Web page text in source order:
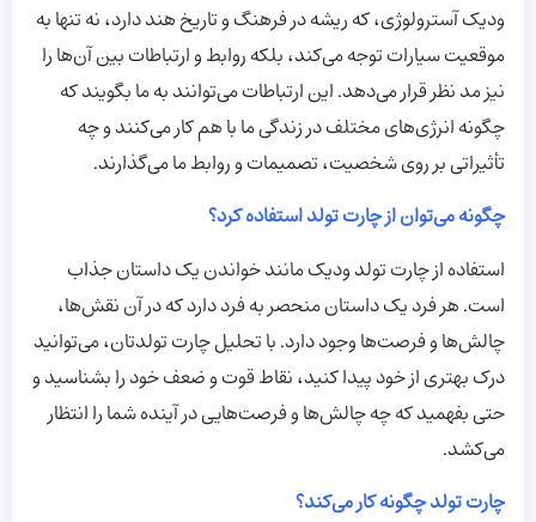
ودیک آسترولوژی، که ریشه در فرهنگ و تاریخ هند دارد، نه تنها به
موقعیت سیارات توجه می‌کند، بلکه روابط و ارتباطات بین آن‌ها را
نیز مد نظر قرار می‌دهد. این ارتباطات می‌توانند به ما بگویند که
چگونه انرژی‌های مختلف در زندگی ما با هم کار می‌کنند و چه
تأثیراتی بر روی شخصیت، تصمیمات و روابط ما می‌گذارند.
چگونه می‌توان از چارت تولد استفاده کرد؟
استفاده از چارت تولد ودیک مانند خواندن یک داستان جذاب
است. هر فرد یک داستان منحصر به فرد دارد که در آن نقش‌ها،
چالش‌ها و فرصت‌ها وجود دارد. با تحلیل چارت تولدتان، می‌توانید
درک بهتری از خود پیدا کنید، نقاط قوت و ضعف خود را بشناسید و
حتی بفهمید که چه چالش‌ها و فرصت‌هایی در آینده شما را انتظار
می‌کشد.
چارت تولد چگونه کار می‌کند؟